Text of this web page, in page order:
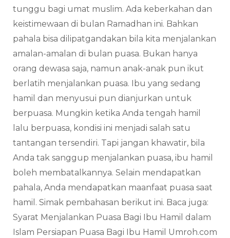
tunggu bagi umat muslim. Ada keberkahan dan
keistimewaan di bulan Ramadhan ini. Bahkan
pahala bisa dilipatgandakan bila kita menjalankan
amalan-amalan di bulan puasa. Bukan hanya
orang dewasa saja, namun anak-anak pun ikut
berlatih menjalankan puasa. Ibu yang sedang
hamil dan menyusui pun dianjurkan untuk
berpuasa. Mungkin ketika Anda tengah hamil
lalu berpuasa, kondisi ini menjadi salah satu
tantangan tersendiri. Tapi jangan khawatir, bila
Anda tak sanggup menjalankan puasa, ibu hamil
boleh membatalkannya. Selain mendapatkan
pahala, Anda mendapatkan maanfaat puasa saat
hamil. Simak pembahasan berikut ini. Baca juga:
Syarat Menjalankan Puasa Bagi Ibu Hamil dalam
Islam Persiapan Puasa Bagi Ibu Hamil Umroh.com